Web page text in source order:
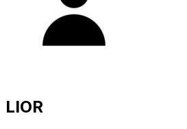
LIOR